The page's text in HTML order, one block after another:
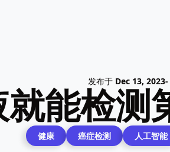
发布于 Dec 13, 2023
能检测
健康 癌症检测 人工智能